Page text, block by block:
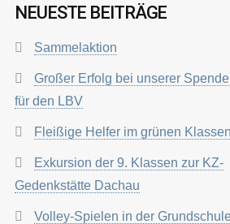
NEUESTE BEITRÄGE
Sammelaktion
Großer Erfolg bei unserer
für den LBV
Fleißige Helfer im grünen
Exkursion der 9. Klassen zur KZ-
Gedenkstätte Dachau
Volley-Spielen in der